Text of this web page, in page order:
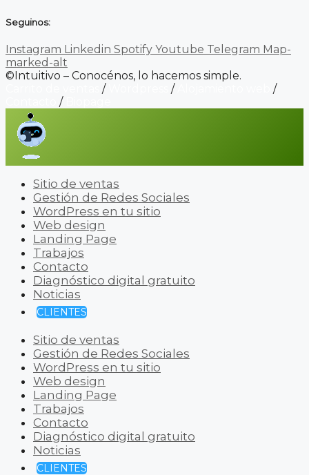
Seguinos:
Instagram Linkedin Spotify Youtube Telegram Map-
marked-alt
©Intuitivo – Conocénos, lo hacemos simple.
/ /
/
/
Sitio de ventas
Gestión de Redes Sociales
WordPress en tu sitio
Web design
Landing Page
Trabajos
Contacto
Diagnóstico digital gratuito
Noticias
CLIENTES
Sitio de ventas
Gestión de Redes Sociales
WordPress en tu sitio
Web design
Landing Page
Trabajos
Contacto
Diagnóstico digital gratuito
Noticias
CLIENTES